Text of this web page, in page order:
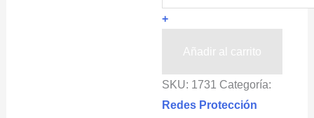
mallas
de
seguridad
circuitos
de
+
Añadir al carrito
SKU: 1731 Categoría:
Redes Protección